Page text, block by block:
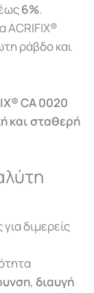
6%.
ACRIFIX®
ράβδο και
CA 0020
και σταθερή
διμερείς
, διαυγή